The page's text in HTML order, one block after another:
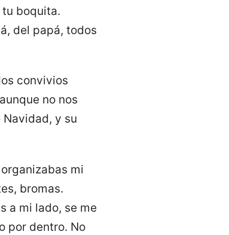
boquita.
del papá, todos
convivios
no nos
y su
mi
bromas.
a mi lado, se me
por dentro. No